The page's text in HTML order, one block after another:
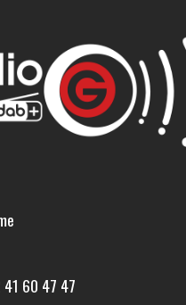
41 60 47 47